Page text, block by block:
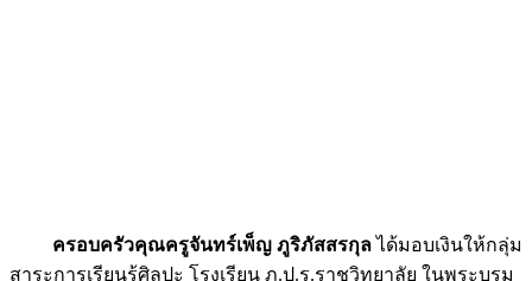
ครอบครัวคุณครูจันทร์เพ็ญ ภูริภัสสรกุลได้มอบเงินให้กลุ่ม
สาระการเรียนรู้ศิลปะ โรงเรียน ภ.ป.ร.ราชวิทยาลัย ในพระบรม